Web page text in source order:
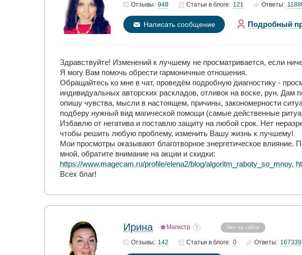
Отзывы: 948 Статьи в блоге: 121 Ответы:
Написать сообщение Подробный
Здравствуйте! Изменений к лучшему не просматривается, если
Я могу Вам помочь обрести гармоничные отношения.
Обращайтесь ко мне в чат, проведём подробную диагностику -
индивидуальных авторских раскладов, отливок на воске, рун.
опишу чувства, мысли в настоящем, причины, закономерности
подберу нужный вид магической помощи (самые действенные
Избавлю от негатива и поставлю защиту на любой срок. Нет
чтобы решить любую проблему, изменить Вашу жизнь к лучшему!
Мои просмотры оказывают благотворное энергетическое
мной, обратите внимание на акции и скидки:
https://www.magecam.ru/profile/elena2/blog/algoritm_raboty_so_mnoy,
Всех благ!
Ирина Магистр Нет на сайте
Отзывы: 142 Статьи в блоге: 0 Ответы: 167339